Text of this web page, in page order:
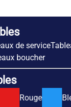
de service
boucher
Rouge